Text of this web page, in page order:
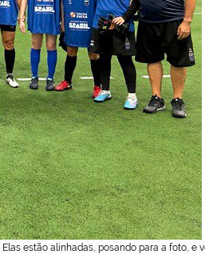
estão alinhadas, posando para a foto, e